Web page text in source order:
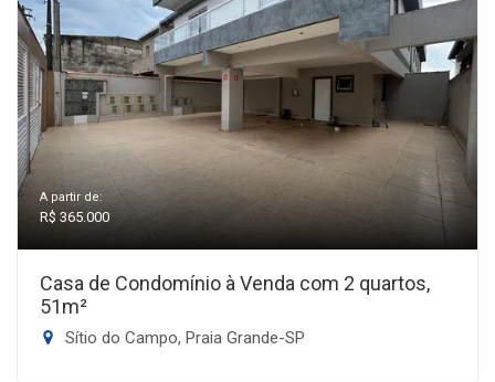
A partir de:
R$ 365.000
Casa de Condomínio à Venda com 2 quartos,
51m²
Sítio do Campo, Praia Grande-SP